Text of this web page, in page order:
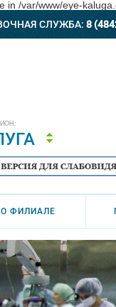
in /var/www/eye-
СЛУЖБА: 8
О ФИЛИАЛЕ